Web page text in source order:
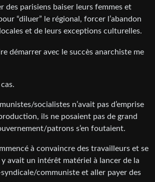
des parisiens baiser leurs femmes et
“diluer” le régional, forcer l’abandon
et de leurs exceptions culturelles.
démarrer avec le succès anarchiste me
socialistes n’avait pas d’emprise
ils ne posaient pas de grand
patrons s’en foutaient.
à convaincre des travailleurs et se
avait un intérêt matériel à lancer de la
communiste et aller payer des